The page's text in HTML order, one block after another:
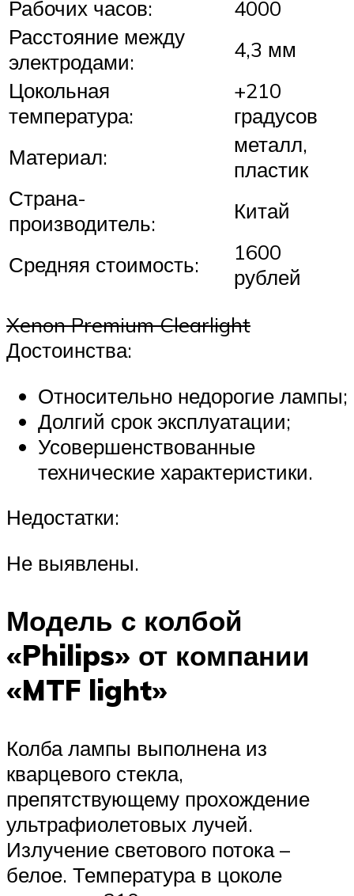
Рабочих часов:
4000
Расстояние между
электродами:
4,3 мм
Цокольная
температура:
+210
градусов
Материал:
металл,
пластик
Страна-
производитель:
Китай
Средняя стоимость:
1600
рублей
Xenon Premium Clearlight
Достоинства:
Относительно недорогие лампы;
Долгий срок эксплуатации;
Усовершенствованные
технические характеристики.
Недостатки:
Не выявлены.
Модель с колбой
«Philips» от компании
«MTF light»
Колба лампы выполнена из
кварцевого стекла,
препятствующему прохождение
ультрафиолетовых лучей.
Излучение светового потока –
белое. Температура в цоколе